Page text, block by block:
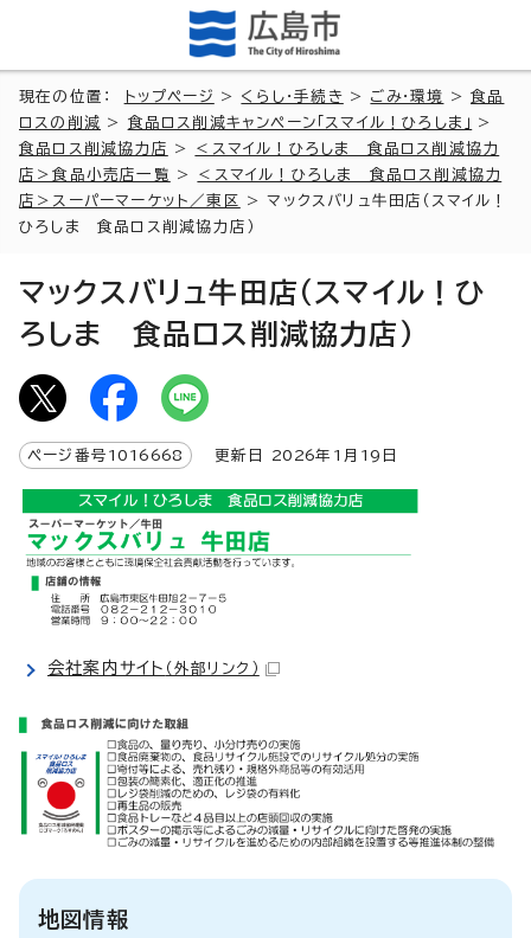
現在の位置： トップページ > くらし・手続き > ごみ・環境 >食品
ロスの削減 > 食品ロス削減キャンペーン「スマイル！ひろしま」
>
食品ロス削減協力店
>
＜スマイル！ひろしま 食品ロス削減協力
店＞食品小売店一覧
>
＜スマイル！ひろしま 食品ロス削減協力
店＞スーパーマーケット／東区
> マックスバリュ牛田店（スマイル！
ひろしま 食品ロス削減協力店）
マックスバリュ牛田店（スマイル！ひ
ろしま 食品ロス削減協力店）
ページ番号 1016668 更新日 2026年1月 19 日
会社案内サイト （外部リンク）
地図情報